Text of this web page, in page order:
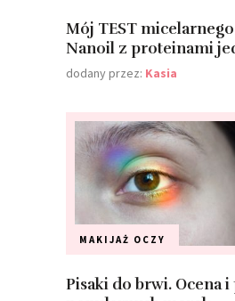
Mój TEST
Nanoil z proteinami
dodany przez: Kasia
MAKIJAŻ OCZY
Pisaki do brwi. Ocena